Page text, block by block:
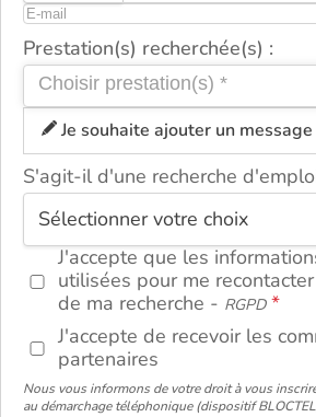
Prestation(s) recherchée(s) :
Je souhaite ajouter un message
S'agit-il d'une recherche
J'accepte que les
utilisées pour me
de ma recherche - RGPD
J'accepte de recevoir les
partenaires
Nous vous informons de votre droit à vous
au démarchage téléphonique (dispositif
ou